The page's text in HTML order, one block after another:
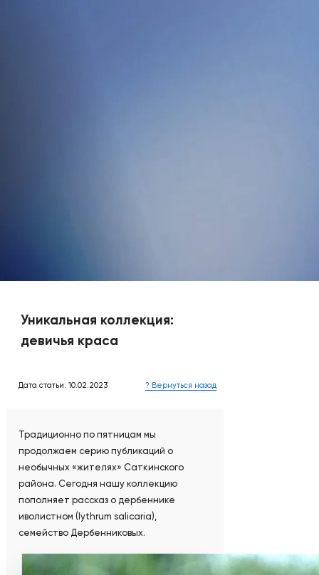
? Вернуться назад
Дата статьи: 10.02.2023
Уникальная коллекция:
девичья краса
Традиционно по пятницам мы
продолжаем серию публикаций о
необычных «жителях» Саткинского
района. Сегодня нашу коллекцию
пополняет рассказ о дербеннике
иволистном (lythrum salicaria),
семейство Дербенниковых.